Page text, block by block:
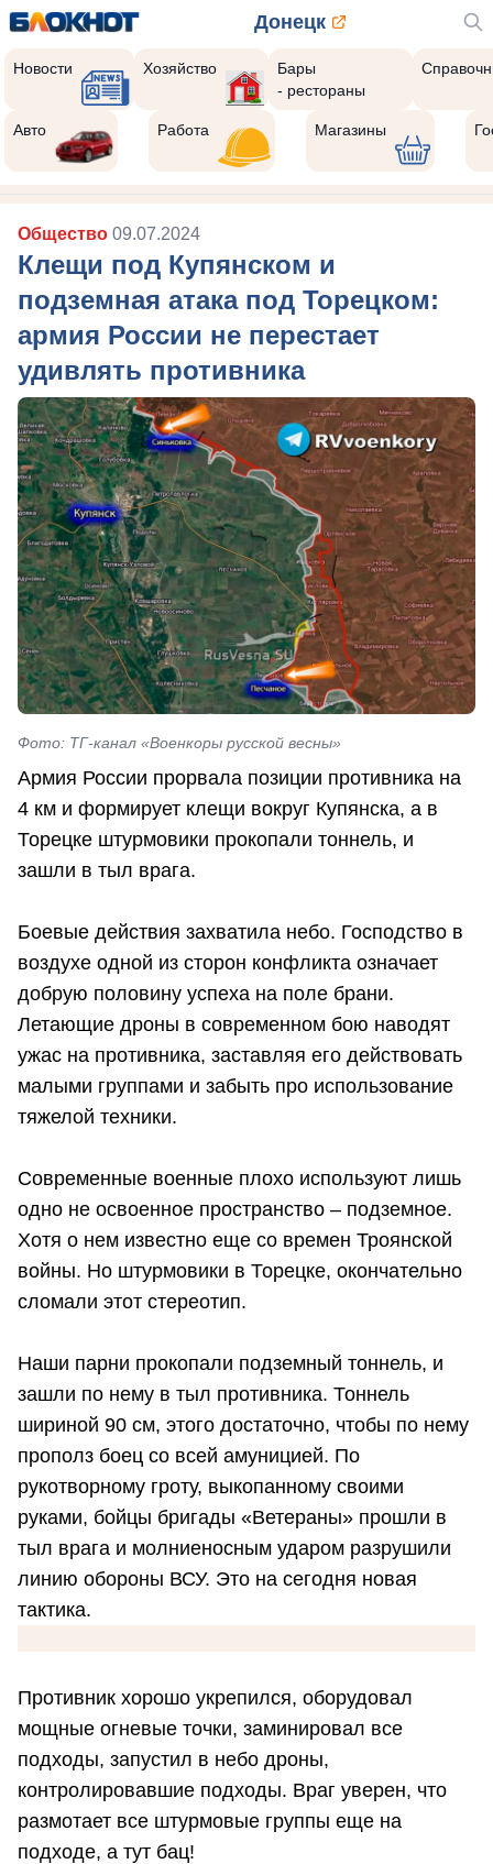
Донецк
Новости Хозяйство
Бары
- рестораны
Авто Работа Магазины
Общество 09.07.2024
Клещи под Купянском и
подземная атака под Торецком:
армия России не перестает
удивлять противника
Фото: ТГ-канал «Военкоры русской весны»
Армия России прорвала позиции противника на
4 км и формирует клещи вокруг Купянска, а в
Торецке штурмовики прокопали тоннель, и
зашли в тыл врага.
Боевые действия захватила небо. Господство в
воздухе одной из сторон конфликта означает
добрую половину успеха на поле брани.
Летающие дроны в современном бою наводят
ужас на противника, заставляя его действовать
малыми группами и забыть про использование
тяжелой техники.
Современные военные плохо используют лишь
одно не освоенное пространство – подземное.
Хотя о нем известно еще со времен Троянской
войны. Но штурмовики в Торецке, окончательно
сломали этот стереотип.
Наши парни прокопали подземный тоннель, и
зашли по нему в тыл противника. Тоннель
шириной 90 см, этого достаточно, чтобы по нему
прополз боец со всей амуницией. По
рукотворному гроту, выкопанному своими
руками, бойцы бригады «Ветераны» прошли в
тыл врага и молниеносным ударом разрушили
линию обороны ВСУ. Это на сегодня новая
тактика.
Противник хорошо укрепился, оборудовал
мощные огневые точки, заминировал все
подходы, запустил в небо дроны,
контролировавшие подходы. Враг уверен, что
размотает все штурмовые группы еще на
подходе, а тут бац!